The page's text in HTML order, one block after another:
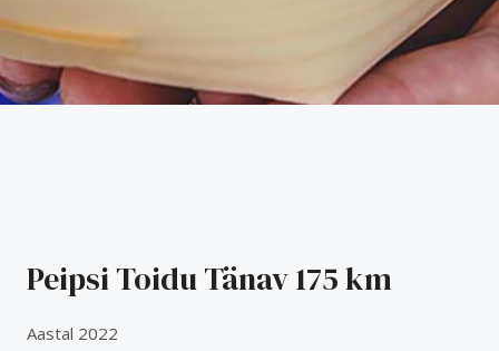
Peipsi Toidu Tänav 175 km​
Aastal 2022